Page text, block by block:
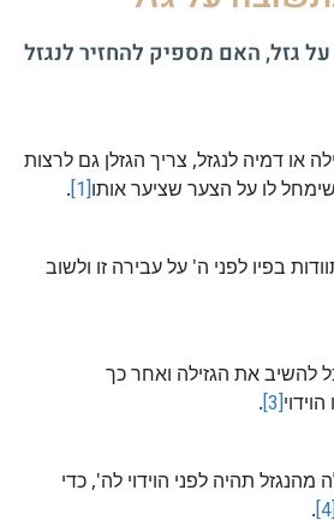
גזל, האם מספיק להחזיר לנגזל
או דמיה לנגזל, צריך הגזלן גם לרצות
לו על הצער שציער אותו[1]
.
בפיו לפני ה' על עבירה זו ולשוב
להשיב את הגזילה ואחר כך
[3]
.
תהיה לפני הוידוי לה', כדי
[4]
.